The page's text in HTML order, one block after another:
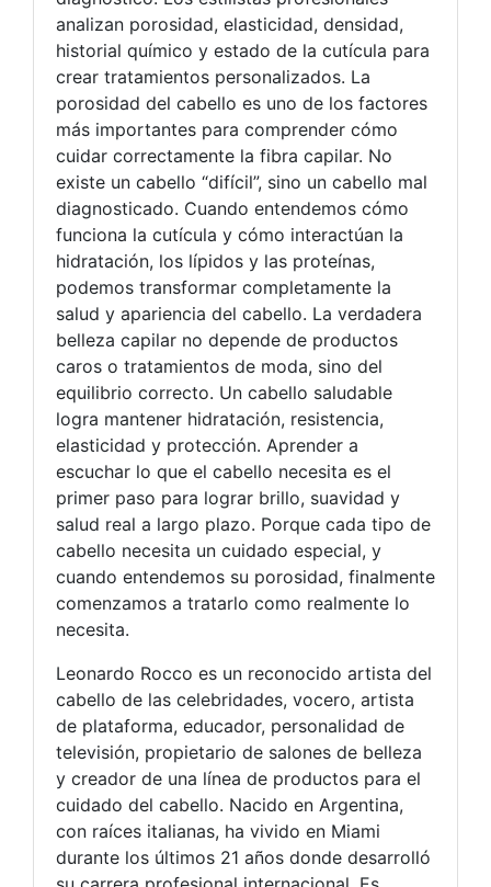
analizan porosidad, elasticidad, densidad,
historial químico y estado de la cutícula para
crear tratamientos personalizados. La
porosidad del cabello es uno de los factores
más importantes para comprender cómo
cuidar correctamente la fibra capilar. No
existe un cabello “difícil”, sino un cabello mal
diagnosticado. Cuando entendemos cómo
funciona la cutícula y cómo interactúan la
hidratación, los lípidos y las proteínas,
podemos transformar completamente la
salud y apariencia del cabello. La verdadera
belleza capilar no depende de productos
caros o tratamientos de moda, sino del
equilibrio correcto. Un cabello saludable
logra mantener hidratación, resistencia,
elasticidad y protección. Aprender a
escuchar lo que el cabello necesita es el
primer paso para lograr brillo, suavidad y
salud real a largo plazo. Porque cada tipo de
cabello necesita un cuidado especial, y
cuando entendemos su porosidad, finalmente
comenzamos a tratarlo como realmente lo
necesita.
Leonardo Rocco es un reconocido artista del
cabello de las celebridades, vocero, artista
de plataforma, educador, personalidad de
televisión, propietario de salones de belleza
y creador de una línea de productos para el
cuidado del cabello. Nacido en Argentina,
con raíces italianas, ha vivido en Miami
durante los últimos 21 años donde desarrolló